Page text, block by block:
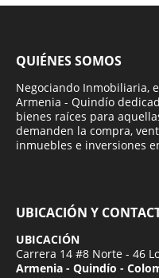
QUIÉNES SOMOS
Negociando Inmobiliaria,
Armenia - Quindío
bienes raíces para
demanden la compra,
inmuebles e inversiones
UBICACIÓN Y
UBICACIÓN
Carrera 14 #8 Norte - 46
Armenia - Quindío -